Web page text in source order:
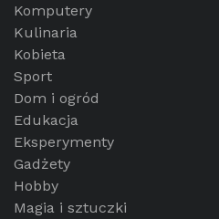
Komputery
Kulinaria
Kobieta
Sport
Dom i ogród
Edukacja
Eksperymenty
Gadżety
Hobby
Magia i sztuczki